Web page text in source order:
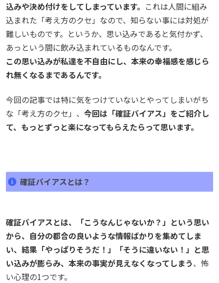
込みや決め付けをしてしまっています。 これは人間に組み
込まれた「考え方のクセ」なので、知らない事には対処が
難しいものです。というか、思い込みであると気付かず、
あっという間に飲み込まれているものなんです。
この思い込みが私達を不自由にし、本来の幸福感を感じら
れ無くなるまであるんです。
今回の記事では特に気をつけていないとやってしまいがち
な「考え方のクセ」、 今回は「確証バイアス」をご紹介し
て、もっとずっと楽になってもらえたらって思います。
確証バイアスとは？
確証バイアスとは、「こうなんじゃないか？」という思い
から、自分の都合の良いような情報ばかりを集めてしま
い、結果「やっぱりそうだ！」「そうに違いない！」と思
い込みが膨らみ、本来の事実が見えなくなってしまう、怖
い心理の1つです。